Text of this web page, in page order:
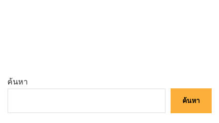
ค้นหา
ค้นหา